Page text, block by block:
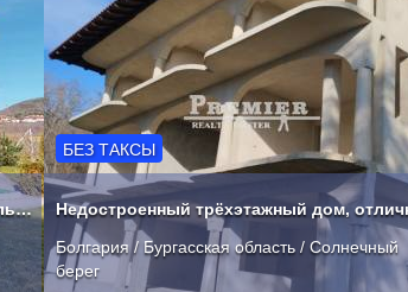
Трёхэтажный дом с видом на море в вильной зоне
БЕЗ ТАКСЫ
Болгария / Бургасская область / Солнечный
берег